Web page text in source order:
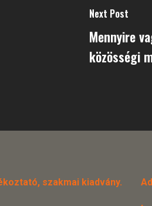
Next Post
Mennyire
közösségi
szakmai kiadvány.